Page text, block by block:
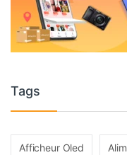
Tags
Afficheur Oled